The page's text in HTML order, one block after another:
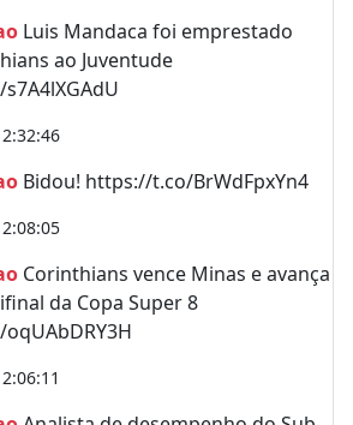
Luis Mandaca foi emprestado
ao Juventude
Bidou! https://t.co/BrWdFpxYn4
Corinthians vence Minas e avança
da Copa Super 8